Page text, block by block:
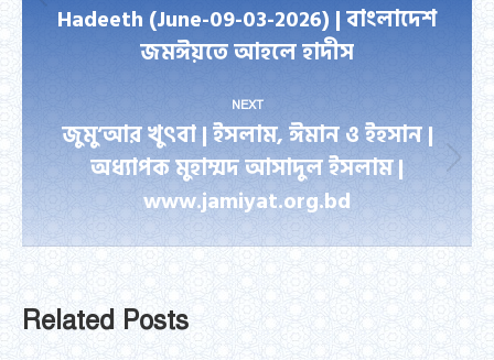
post:
Hadeeth (June-09-03-2026) | বাংলাদেশ
জমঈয়তে আহলে হাদীস
NEXT
Next
post:
জুমু’আর খুৎবা | ইসলাম, ঈমান ও ইহসান |
অধ্যাপক মুহাম্মদ আসাদুল ইসলাম |
www.jamiyat.org.bd
Related Posts